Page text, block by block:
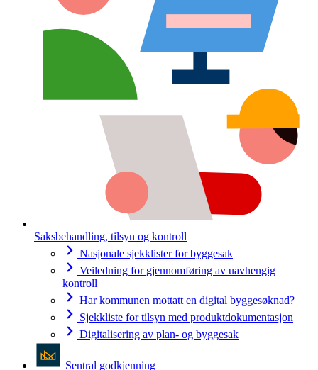
Saksbehandling, tilsyn og kontroll
Nasjonale sjekklister for byggesak
Veiledning for gjennomføring av uavhengig
kontroll
Har kommunen mottatt en digital byggesøknad?
Sjekkliste for tilsyn med produktdokumentasjon
Digitalisering av plan- og byggesak
Sentral godkjenning